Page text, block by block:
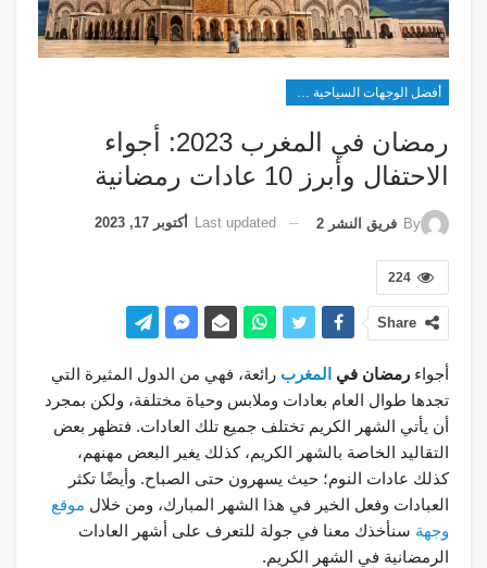
أفضل الوجهات السياحية في شرق آسيا
رمضان في المغرب 2023: أجواء
الاحتفال وأبرز 10 عادات رمضانية
By فريق النشر 2 Last updated أكتوبر 17, 2023
224
Share
أجواء رمضان في المغرب رائعة، فهي من الدول المثيرة التي
تجدها طوال العام بعادات وملابس وحياة مختلفة، ولكن بمجرد
أن يأتي الشهر الكريم تختلف جميع تلك العادات. فتظهر بعض
التقاليد الخاصة بالشهر الكريم، كذلك يغير البعض مهنهم،
كذلك عادات النوم؛ حيث يسهرون حتى الصباح. وأيضًا تكثر
العبادات وفعل الخير في هذا الشهر المبارك، ومن خلال موقع
وجهة سنأخذك معنا في جولة للتعرف على أشهر العادات
الرمضانية في الشهر الكريم.